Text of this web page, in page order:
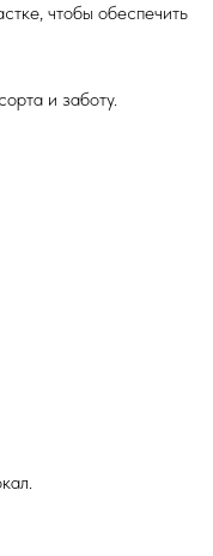
чтобы обеспечить
и заботу.